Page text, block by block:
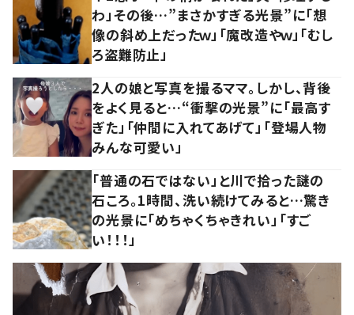
わ」その後…”まさかすぎる光景”に「想
像の斜め上だったｗ」「魔改造やｗ」「むし
ろ盗難防止」
2人の娘と写真を撮るママ。しかし、背後
をよく見ると…“衝撃の光景”に「最高す
ぎた」「仲間に入れてあげて」「登場人物
みんな可愛い」
「普通の石ではない」と川で拾った謎の
石ころ。1時間、洗い続けてみると…驚き
の光景に「めちゃくちゃきれい」「すご
い！！！」